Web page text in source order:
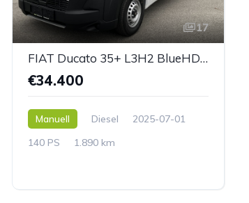
17
FIAT Ducato 35+ L3H2 BlueHDi 140 S&S *Sortimo Ausbau*
€34.400
Manuell Diesel
2025-07-01
140 PS
1.890 km